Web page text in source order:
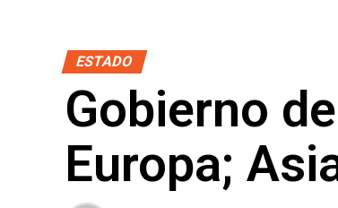
ESTADO
Gobierno
Europa;